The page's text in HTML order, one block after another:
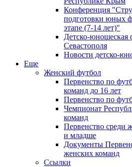
Конференция
подготовки юных
этапе (7-14 лет)"
Детско-юношеская
Севастополя
Новости детско-
Еще
Женский футбол
Первенство по
команд до 16 лет
Первенство по
Чемпионат
команд
Первенство среди
и младше
Документы
женских команд
Ссылки